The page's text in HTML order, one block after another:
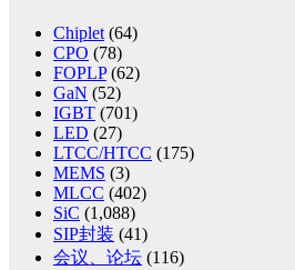
Chiplet (64)
CPO (78)
FOPLP(62)
GaN (52)
IGBT (701)
LED (27)
LTCC/HTCC (175)
MEMS (3)
MLCC (402)
SiC (1,088)
SIP封装 (41)
会议、论坛 (116)